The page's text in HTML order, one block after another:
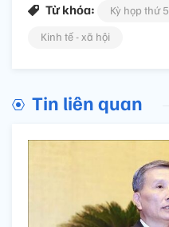
Từ khóa: Kỳ họp thứ 5
Kinh tế - xã hội
Tin liên quan